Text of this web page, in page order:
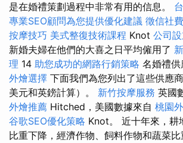
是在婚禮策劃過程中非常有用的信息。
專業SEO顧問為您提供優化建議 徵信社
按摩技巧 美式整復技術課程 Knot 公司
新婚夫婦在他們的大喜之日平均僱用了
理 14 助您成功的網路行銷策略 名婚禮供
外燴選擇 下面我們為您列出了這些供應
美元和英鎊計算）。 新竹按摩服務 英國
外燴推薦 Hitched，美國數據來自 桃園
谷歌SEO優化策略 Knot。 近十年來，耕
比重下降，經濟作物、飼料作物和蔬菜比